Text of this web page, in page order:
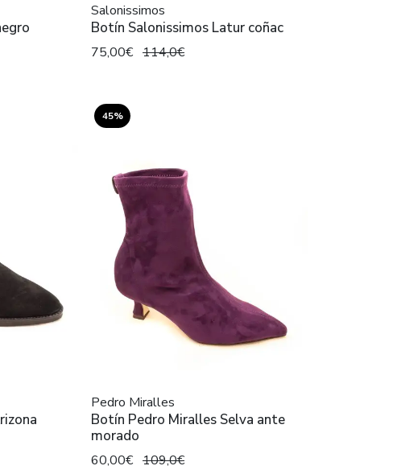
Salonissimos
Botín Salonissimos Latur coñac
75,00€ 114,0€
45%
Pedro Miralles
Botín Pedro Miralles Selva ante
morado
60,00€ 109,0€